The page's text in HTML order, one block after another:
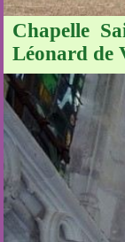
Chapelle
Léonard de